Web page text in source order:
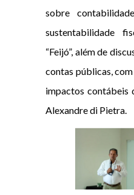
sobre
sustentabilidade
“Feijó”, além de
contas públicas,
impactos contábeis
Alexandre di Pietra.